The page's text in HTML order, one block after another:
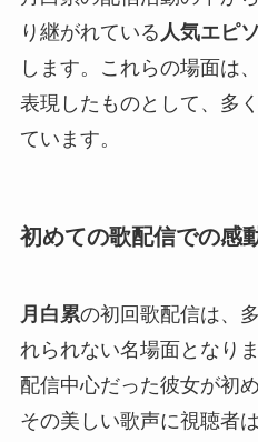
り継がれている 人気エピ
します。これらの場面は
表現したものとして、多
ています。
初めての歌配信での感
月白累の初回歌配信は、
れられない名場面となり
配信中心だった彼女が初
その美しい歌声に視聴者